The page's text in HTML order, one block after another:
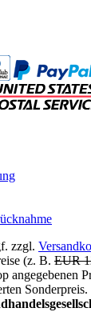
zzgl.
(z. B. EUR
angegebenen
Sonderpreis.